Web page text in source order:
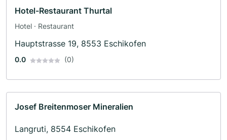
Hotel-Restaurant Thurtal
Hotel · Restaurant
Hauptstrasse 19, 8553 Eschikofen
0.0 (0)
Josef Breitenmoser Mineralien
Langruti, 8554 Eschikofen